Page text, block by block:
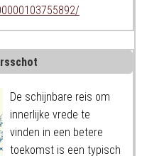
De schijnbare reis om
innerlijke vrede te
vinden in een betere
toekomst is een typisch